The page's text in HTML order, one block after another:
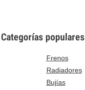
Categorías populares
Frenos
Radiadores
Bujías